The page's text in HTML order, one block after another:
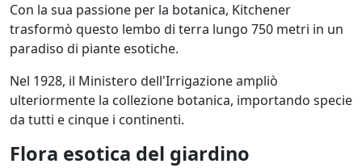
Con la sua passione per la botanica, Kitchener
trasformò questo lembo di terra lungo 750 metri in un
paradiso di piante esotiche.
Nel 1928, il Ministero dell'Irrigazione ampliò
ulteriormente la collezione botanica, importando specie
da tutti e cinque i continenti.
Flora esotica del giardino